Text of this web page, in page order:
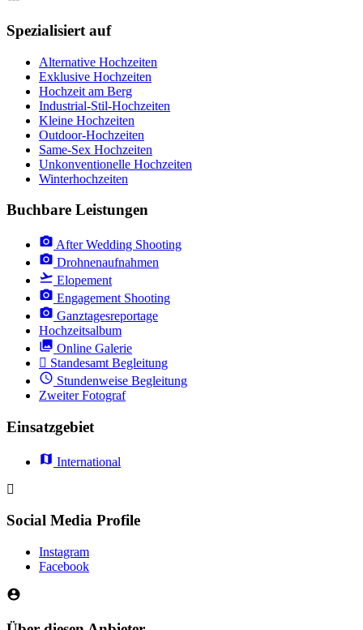
Spezialisiert auf
Alternative Hochzeiten
Exklusive Hochzeiten
Hochzeit am Berg
Industrial-Stil-Hochzeiten
Kleine Hochzeiten
Outdoor-Hochzeiten
Same-Sex Hochzeiten
Unkonventionelle Hochzeiten
Winterhochzeiten
Buchbare Leistungen
After Wedding Shooting
Drohnenaufnahmen
Elopement
Engagement Shooting
Ganztagesreportage
Hochzeitsalbum
Online Galerie
Standesamt Begleitung
Stundenweise Begleitung
Zweiter Fotograf
Einsatzgebiet
International
Social Media Profile
Instagram
Facebook